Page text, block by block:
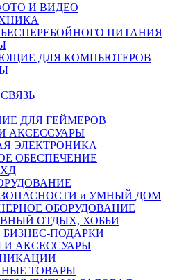
И ВИДЕО
ПИТАНИЯ
ДЛЯ КОМПЬЮТЕРОВ
ДЛЯ ГЕЙМЕРОВ
АКСЕССУАРЫ
ЭЛЕКТРОНИКА
ОБЕСПЕЧЕНИЕ
и УМНЫЙ ДОМ
ОБОРУДОВАНИЕ
ОТДЫХ, ХОББИ
ПОДАРКИ
И АКСЕССУАРЫ
ТОВАРЫ